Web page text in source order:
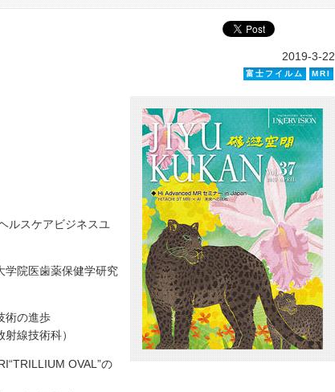
2019-3-22
富士フイルム MRI
ルスケアビジネスユ
学院医歯薬保健学研究
術の進歩
線技術科）
OVAL”の